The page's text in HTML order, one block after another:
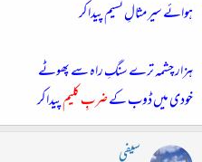
ہوائے سیر مثالِ نسیم پیدا کر
ہزار چشمہ ترے سنگِ راہ سے پھوٹے
خودی میں ڈوب کےضربِ کلیمپیدا کر
سیفی